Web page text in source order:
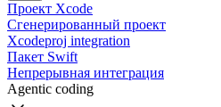
Проект Xcode
Сгенерированный проект
Xcodeproj integration
Пакет Swift
Непрерывная интеграция
Agentic coding